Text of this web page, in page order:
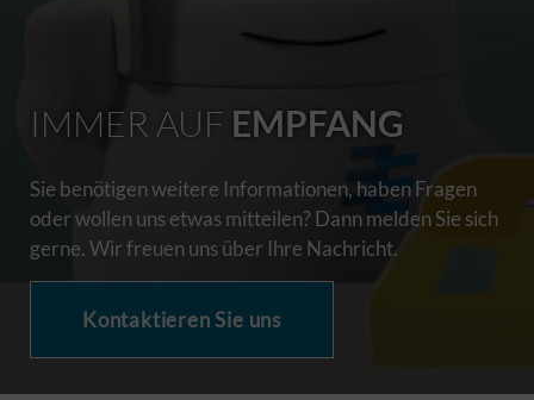
IMMER AUF EMPFANG
Sie benötigen weitere Informationen, haben Fragen
oder wollen uns etwas mitteilen? Dann melden Sie sich
gerne. Wir freuen uns über Ihre Nachricht.
Kontaktieren Sie uns